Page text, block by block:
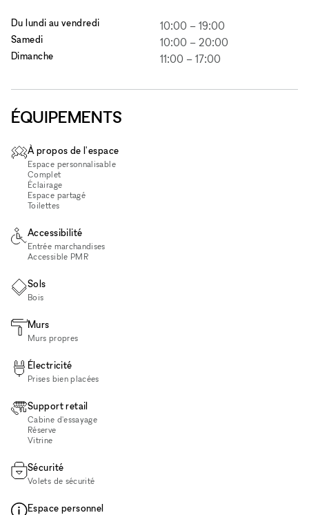
Du lundi au vendredi 10:00 – 19:00
Samedi 10:00 – 20:00
Dimanche 11:00 – 17:00
ÉQUIPEMENTS
À propos de l'espace
Espace personnalisable
Complet
Éclairage
Espace partagé
Toilettes
Accessibilité
Entrée marchandises
Accessible PMR
Sols
Bois
Murs
Murs propres
Électricité
Prises bien placées
Support retail
Cabine d'essayage
Réserve
Vitrine
Sécurité
Volets de sécurité
Espace personnel